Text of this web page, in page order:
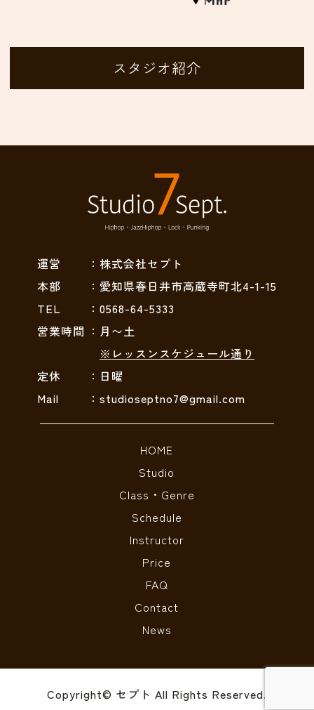
スタジオ紹介
運営
：株式会社セプト
本部
：愛知県春日井市高蔵寺町北4-1-15
TEL
：0568-64-5333
営業時間 ：月〜土
※レッスンスケジュール通り
定休
：日曜
Mail
：studioseptno7@gmail.com
HOME
Studio
Class・Genre
Schedule
Instructor
Price
FAQ
Contact
News
Copyright© セプト All Rights Reserved.